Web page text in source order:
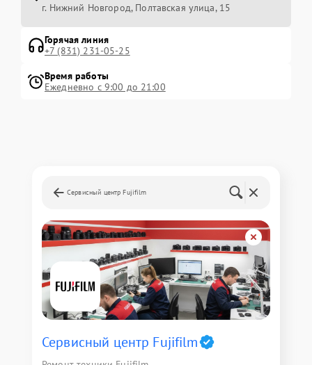
г. Нижний Новгород, Полтавская улица, 15
Горячая линия
+7 (831) 231-05-25
Время работы
Ежедневно с 9:00 до 21:00
Сервисный центр Fujifilm
Сервисный центр Fujifilm